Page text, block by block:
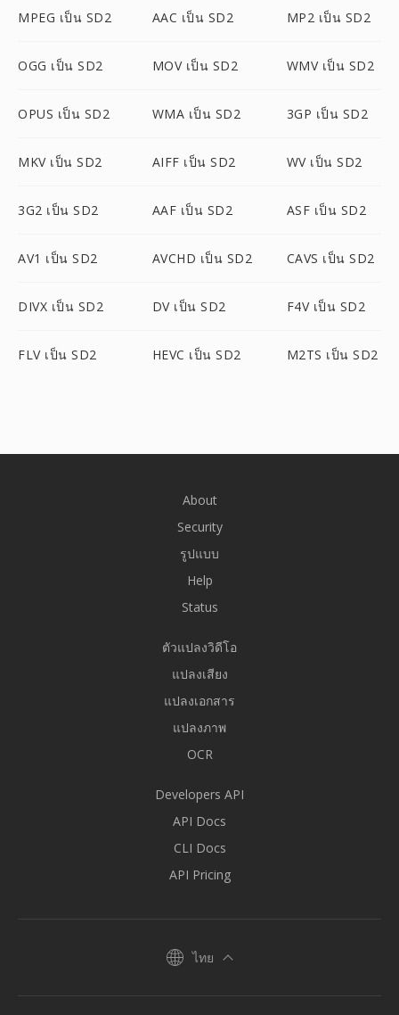
MPEG เป็น SD2 AAC เป็น SD2 MP2 เป็น SD2
OGG เป็น SD2 MOV เป็น SD2 WMV เป็น SD2
OPUS เป็น SD2 WMA เป็น SD2 3GP เป็น SD2
MKV เป็น SD2 AIFF เป็น SD2 WV เป็น SD2
3G2 เป็น SD2 AAF เป็น SD2 ASF เป็น SD2
AV1 เป็น SD2 AVCHD เป็น SD2 CAVS เป็น SD2
DIVX เป็น SD2 DV เป็น SD2 F4V เป็น SD2
FLV เป็น SD2 HEVC เป็น SD2 M2TS เป็น SD2
About
Security
รูปแบบ
Help
Status
ตัวแปลงวิดีโอ
แปลงเสียง
แปลงเอกสาร
แปลงภาพ
OCR
Developers API
API Docs
CLI Docs
API Pricing
ไทย